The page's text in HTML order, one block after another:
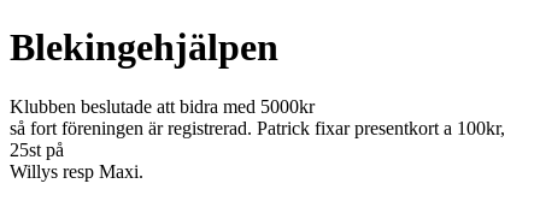
Blekingehjälpen
Klubben beslutade att bidra med 5000kr
så fort föreningen är registrerad. Patrick fixar presentkort a 100kr,
25st på
Willys resp Maxi.